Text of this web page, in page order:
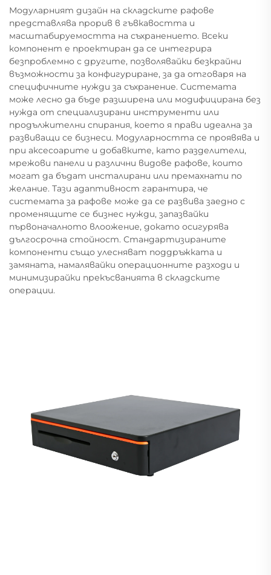
Модуларният дизайн на складските рафове
представлява прорив в гъвкавостта и
масштабируемостта на съхранението. Всеки
компонент е проектиран да се интегрира
безпроблемно с другите, позволявайки безкрайни
възможности за конфигуриране, за да отговаря на
специфичните нужди за съхранение. Системата
може лесно да бъде разширена или модифицирана без
нужда от специализирани инструменти или
продължителни спирания, което я прави идеална за
развиващи се бизнеси. Модуларността се проявява и
при аксесоарите и добавките, като разделители,
мрежови панели и различни видове рафове, които
могат да бъдат инсталирани или премахнати по
желание. Тази адаптивност гарантира, че
системата за рафове може да се развива заедно с
променящите се бизнес нужди, запазвайки
първоначалното влоожение, докато осигурява
дългосрочна стойност. Стандартизираните
компоненти също улесняват поддръжката и
замяната, намалявайки операционните разходи и
минимизирайки прекъсванията в складските
операции.